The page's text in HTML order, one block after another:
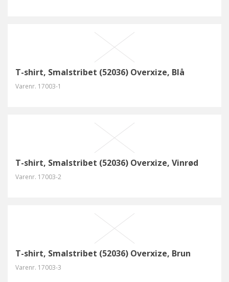
T-shirt, Smalstribet (52036) Overxize, Blå
Varenr. 17003-1
T-shirt, Smalstribet (52036) Overxize, Vinrød
Varenr. 17003-2
T-shirt, Smalstribet (52036) Overxize, Brun
Varenr. 17003-3